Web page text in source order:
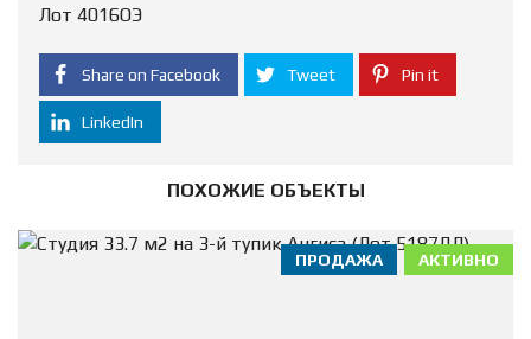
Лот 4016ОЭ
Share on Facebook Tweet Pin it
LinkedIn
ПОХОЖИЕ ОБЪЕКТЫ
АКТИВНО
ПРОДАЖА